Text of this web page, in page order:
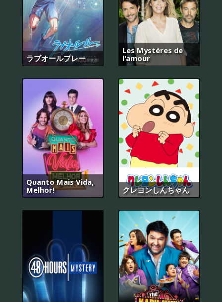
ラブオールプレー
Les Mystères de
l'amour
Quanto Mais Vida,
Melhor!
クレヨンしんちゃん